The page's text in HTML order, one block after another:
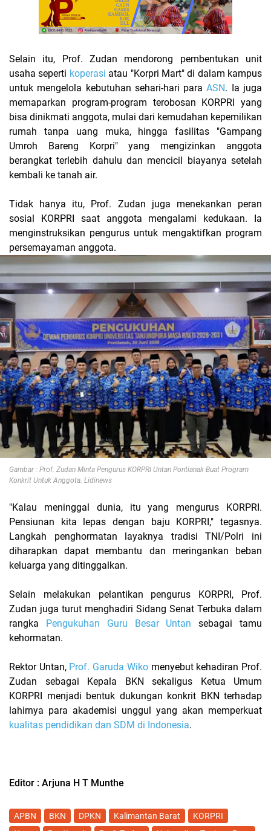
Selain itu, Prof. Zudan mendorong pembentukan unit
usaha seperti koperasi atau "Korpri Mart" di dalam kampus
untuk mengelola kebutuhan sehari-hari paraASN. Ia juga
memaparkan program-program terobosan KORPRI yang
bisa dinikmati anggota, mulai dari kemudahan kepemilikan
rumah tanpa uang muka, hingga fasilitas "Gampang
Umroh Bareng Korpri" yang mengizinkan anggota
berangkat terlebih dahulu dan mencicil biayanya setelah
kembali ke tanah air.
Tidak hanya itu, Prof. Zudan juga menekankan peran
sosial KORPRI saat anggota mengalami kedukaan. Ia
menginstruksikan pengurus untuk mengaktifkan program
persemayaman anggota.
Gambar : Prof. Zudan Minta Pengurus KORPRI Untan Pontianak Buat Program
Konkrit Untuk Anggota. Lidinews
"Kalau meninggal dunia, itu yang mengurus KORPRI.
Pensiunan kita lepas dengan baju KORPRI," tegasnya.
Langkah penghormatan layaknya tradisi TNI/Polri ini
diharapkan dapat membantu dan meringankan beban
keluarga yang ditinggalkan.
Selain melakukan pelantikan pengurus KORPRI, Prof.
Zudan juga turut menghadiri Sidang Senat Terbuka dalam
rangka Pengukuhan Guru Besar Untan sebagai tamu
kehormatan.
Rektor Untan, Prof. Garuda Wikomenyebut kehadiran Prof.
Zudan sebagai Kepala BKN sekaligus Ketua Umum
KORPRI menjadi bentuk dukungan konkrit BKN terhadap
lahirnya para akademisi unggul yang akan memperkuat
kualitas pendidikan dan SDM di Indonesia.
Editor : Arjuna H T Munthe
APBN BKN DPKN Kalimantan Barat
KORPRI